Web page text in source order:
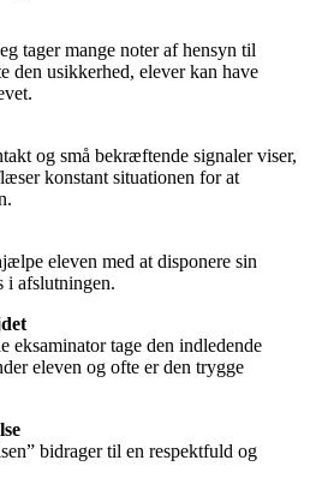
tager mange noter af hensyn til
den usikkerhed, elever kan have
og små bekræftende signaler viser,
konstant situationen for at
eleven med at disponere sin
i afslutningen.
eksaminator tage den indledende
eleven og ofte er den trygge
bidrager til en respektfuld og